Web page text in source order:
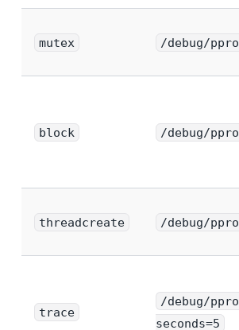
mutex /debug/
block /debug/
threadcreate /debug/
trace
/debug/
seconds=5